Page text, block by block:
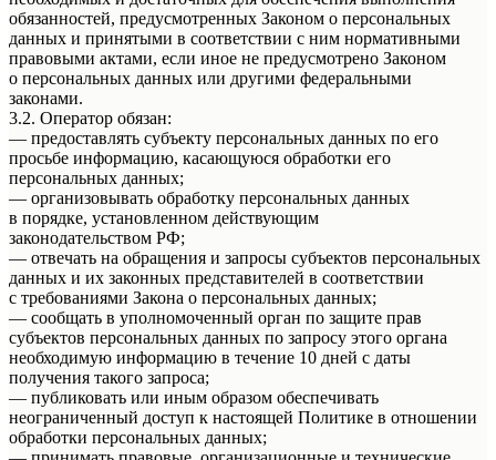
обязанностей, предусмотренных Законом о персональных
данных и принятыми в соответствии с ним нормативными
правовыми актами, если иное не предусмотрено Законом
о персональных данных или другими федеральными
законами.
3.2. Оператор обязан:
— предоставлять субъекту персональных данных по его
просьбе информацию, касающуюся обработки его
персональных данных;
— организовывать обработку персональных данных
в порядке, установленном действующим
законодательством РФ;
— отвечать на обращения и запросы субъектов персональных
данных и их законных представителей в соответствии
с требованиями Закона о персональных данных;
— сообщать в уполномоченный орган по защите прав
субъектов персональных данных по запросу этого органа
необходимую информацию в течение 10 дней с даты
получения такого запроса;
— публиковать или иным образом обеспечивать
неограниченный доступ к настоящей Политике в отношении
обработки персональных данных;